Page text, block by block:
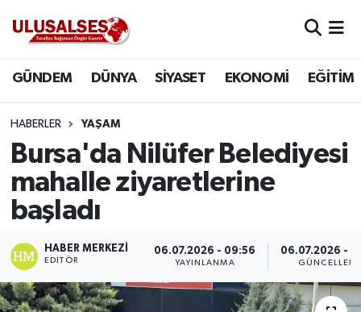
GÜNDEM DÜNYA SİYASET EKONOMİ EĞİTİM
HABERLER YAŞAM
Bursa'da Nilüfer Belediyesi
mahalle ziyaretlerine
başladı
HABER MERKEZI
EDITÖR
06.07.2026 - 09:56
YAYINLANMA
06.07.2026 -
DÜNYA
SİYASET
EKONOMİ
EĞİTİM
SAĞLIK
MAGAZİN
Trafik Durumu
Süper Lig Puan Durumu ve Fikstür
Tüm Manşetler
Son Dakika Haberleri
Haber Arşivi